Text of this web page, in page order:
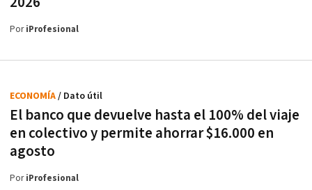
PoriProfesional
El banco que devuelve hasta el 100% del viaje
en colectivo y permite ahorrar $16.000 en
agosto
ECONOMÍA/ Dato útil
PoriProfesional